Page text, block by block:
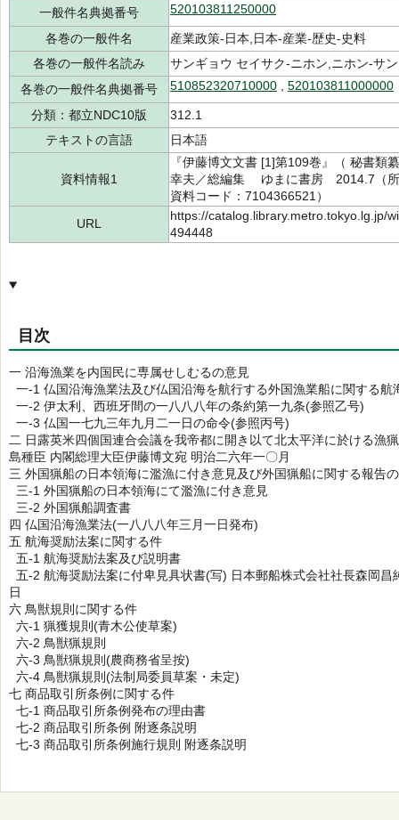
一般件名典拠番号
520103811250000
各巻の一般件名
産業政策-日本,日本-産業-歴史-史料
各巻の一般件名読み
サンギョウ セイサク-ニホン,ニホン-サ
各巻の一般件名典拠番号
510852320710000 520103811000000
分類：都立NDC10版
312.1
テキストの言語
日本語
資料情報1
『伊藤博文文書 [1]第109巻』（ 秘書
幸夫／総編集 ゆまに書房 2014.7（
資料コード：7104366521）
URL
https://catalog.library.metro.tokyo.lg.jp/
494448
目次
一 沿海漁業を内国民に専属せしむるの意見
一-1 仏国沿海漁業法及び仏国沿海を航行する外国漁業船に関する航
一-2 伊太利、西班牙間の一八八八年の条約第一九条(参照乙号)
一-3 仏国一七九三年九月二一日の命令(参照丙号)
二 日露英米四個国連合会議を我帝都に開き以て北太平洋に於ける漁
島種臣 内閣総理大臣伊藤博文宛 明治二六年一〇月
三 外国猟船の日本領海に濫漁に付き意見及び外国猟船に関する報告
三-1 外国猟船の日本領海にて濫漁に付き意見
三-2 外国猟船調査書
四 仏国沿海漁業法(一八八八年三月一日発布)
五 航海奨励法案に関する件
五-1 航海奨励法案及び説明書
五-2 航海奨励法案に付卑見具状書(写) 日本郵船株式会社社長森岡
日
六 鳥獣規則に関する件
六-1 猟獲規則(青木公使草案)
六-2 鳥獣猟規則
六-3 鳥獣猟規則(農商務省呈按)
六-4 鳥獣猟規則(法制局委員草案・未定)
七 商品取引所条例に関する件
七-1 商品取引所条例発布の理由書
七-2 商品取引所条例 附逐条説明
七-3 商品取引所条例施行規則 附逐条説明